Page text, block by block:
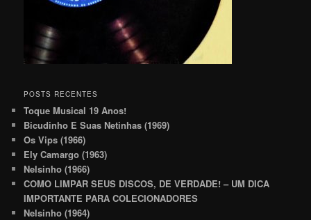
POSTS RECENTES
Toque Musical 19 Anos!
Bicudinho E Suas Netinhas (1969)
Os Vips (1966)
Ely Camargo (1963)
Nelsinho (1966)
COMO LIMPAR SEUS DISCOS, DE VERDADE! – UM DICA
IMPORTANTE PARA COLECIONADORES
Nelsinho (1964)